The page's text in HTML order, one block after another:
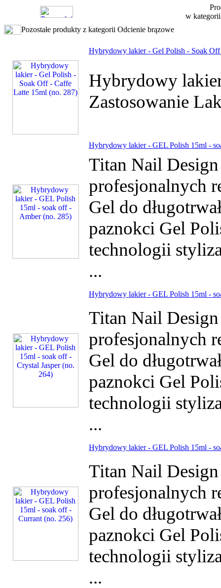
w
Pozostałe produkty z kategorii Odcienie brązowe
Hybrydowy lakier - Gel Polish - Soak
Hybrydowy
Zastosowanie
Hybrydowy lakier - GEL Polish 15ml -
Titan Nail
profesjonalnych
Gel do
paznokci Gel
technologii
...
Hybrydowy lakier - GEL Polish 15ml -
Titan Nail
profesjonalnych
Gel do
paznokci Gel
technologii
...
Hybrydowy lakier - GEL Polish 15ml -
Titan Nail
profesjonalnych
Gel do
paznokci Gel
technologii
...